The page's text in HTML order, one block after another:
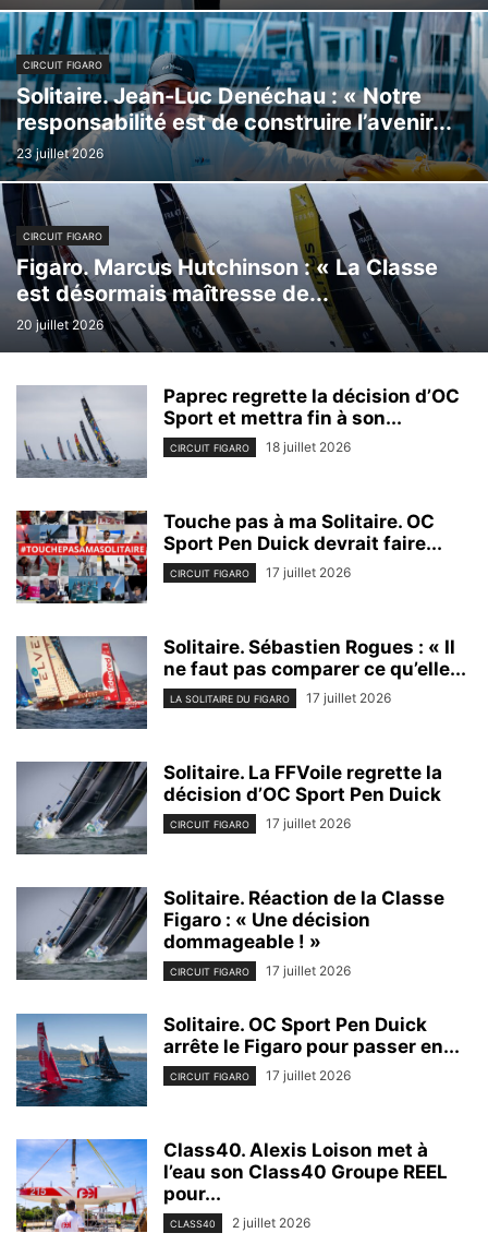
CIRCUIT FIGARO
Solitaire. Jean-Luc Denéchau : « Notre
responsabilité est de construire l’avenir...
23 juillet 2026
CIRCUIT FIGARO
Figaro. Marcus Hutchinson : « La Classe
est désormais maîtresse de...
20 juillet 2026
Paprec regrette la décision d’OC
Sport et mettra fin à son...
CIRCUIT FIGARO 18 juillet 2026
Touche pas à ma Solitaire. OC
Sport Pen Duick devrait faire...
CIRCUIT FIGARO 17 juillet 2026
Solitaire. Sébastien Rogues : « Il
ne faut pas comparer ce qu’elle...
LA SOLITAIRE DU FIGARO 17 juillet 2026
Solitaire. La FFVoile regrette la
décision d’OC Sport Pen Duick
CIRCUIT FIGARO 17 juillet 2026
Solitaire. Réaction de la Classe
Figaro : « Une décision
dommageable ! »
CIRCUIT FIGARO 17 juillet 2026
Solitaire. OC Sport Pen Duick
arrête le Figaro pour passer en...
CIRCUIT FIGARO 17 juillet 2026
Class40. Alexis Loison met à
l’eau son Class40 Groupe REEL
pour...
CLASS40 2 juillet 2026